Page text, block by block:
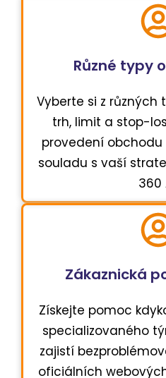
Různé typy
Vyberte si z různých
trh, limit a stop-
provedení
souladu s vaší
360
Zákaznická
Získejte pomoc
specializovaného
zajistí
oficiálních